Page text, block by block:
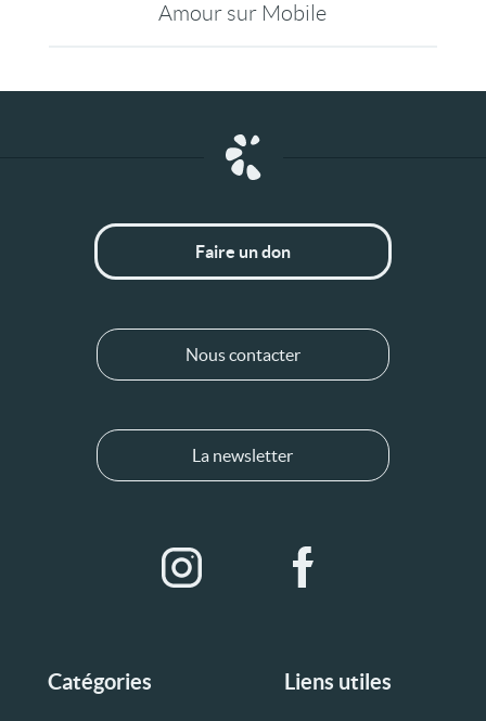
Amour sur Mobile
Catégories Liens utiles
Faire un don
Nous contacter
La newsletter